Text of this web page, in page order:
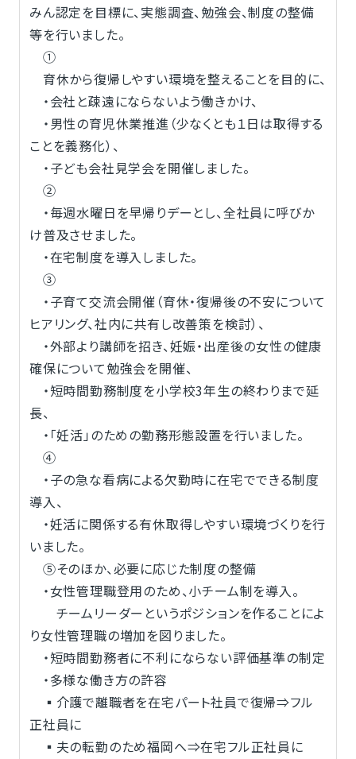
みん認定を目標に、実態調査、勉強会、制度の整備
等を行いました。
①
育休から復帰しやすい環境を整えることを目的に、
・会社と疎遠にならないよう働きかけ、
・男性の育児休業推進（少なくとも１日は取得する
ことを義務化）、
・子ども会社見学会を開催しました。
②
・毎週水曜日を早帰りデーとし、全社員に呼びか
け普及させました。
・在宅制度を導入しました。
③
・子育て交流会開催（育休・復帰後の不安について
ヒアリング、社内に共有し改善策を検討）、
・外部より講師を招き、妊娠・出産後の女性の健康
確保について勉強会を開催、
・短時間勤務制度を小学校3年生の終わりまで延
長、
・「妊活」のための勤務形態設置を行いました。
④
・子の急な看病による欠勤時に在宅でできる制度
導入、
・妊活に関係する有休取得しやすい環境づくりを行
いました。
⑤そのほか、必要に応じた制度の整備
・女性管理職登用のため、小チーム制を導入。
チームリーダーというポジションを作ることによ
り女性管理職の増加を図りました。
・短時間勤務者に不利にならない評価基準の制定
・多様な働き方の許容
▪介護で離職者を在宅パート社員で復帰⇒フル
正社員に
▪夫の転勤のため福岡へ⇒在宅フル正社員に